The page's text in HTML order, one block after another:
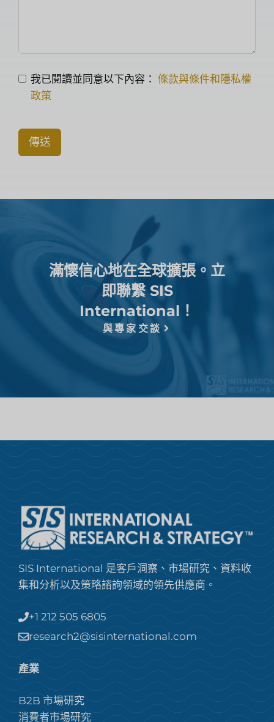
我已閱讀並同意以下內容： 條款與條件和隱私權
政策
傳送
滿懷信心地在全球擴張。立
即聯繫 SIS
International！
與專家交談
SIS International 是客戶洞察、市場研究、資料收
集和分析以及策略諮詢領域的領先供應商。
+1 212 505 6805
research2@sisinternational.com
產業
B2B 市場研究
消費者市場研究